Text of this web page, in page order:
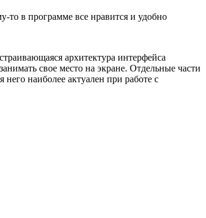
то в программе все нравится и удобно
архитектура интерфейса
свое место на экране. Отдельные части
наиболее актуален при работе с